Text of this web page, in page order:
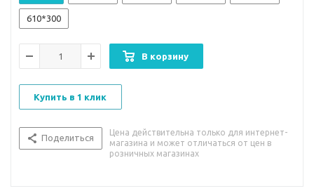
610*300
В корзину
Купить в 1 клик
Поделиться
Цена действительна только для интернет-
магазина и может отличаться от цен в
розничных магазинах